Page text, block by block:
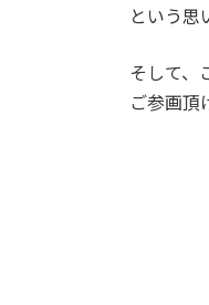
という思
そして、
ご参画頂